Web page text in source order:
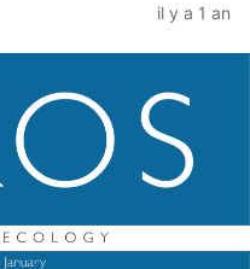
il y a 1 an